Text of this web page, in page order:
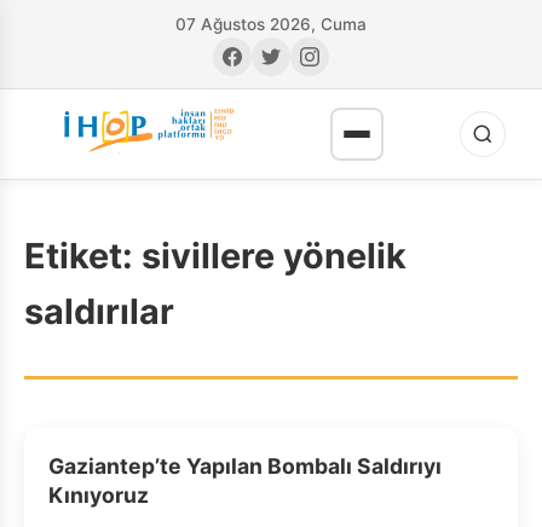
07 Ağustos 2026, Cuma
Etiket: sivillere yönelik
saldırılar
Gaziantep’te Yapılan Bombalı Saldırıyı
Kınıyoruz